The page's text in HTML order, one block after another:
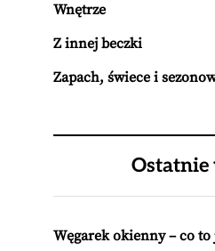
Wnętrze
Z innej beczki
Zapach, świece i
Węgarek okienny – co to